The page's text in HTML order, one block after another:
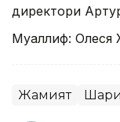
директори
Муаллиф: Олеся
Жамият